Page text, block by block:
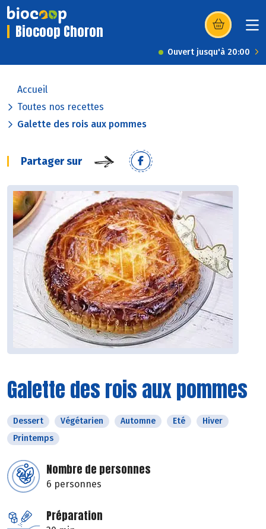
Biocoop Choron (s’ouvre dans
Ouvert jusqu'à 20:00
Accueil
Toutes nos recettes
Galette des rois aux pommes
Partager sur
Galette des rois aux pommes
Dessert Végétarien Automne Eté
Hiver
Printemps
Nombre de personnes
6 personnes
Préparation